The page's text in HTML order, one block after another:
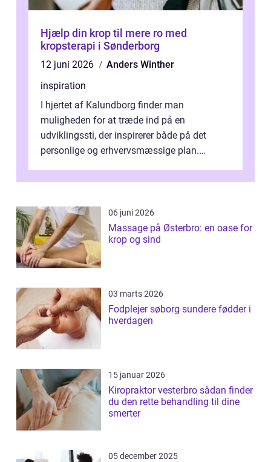
Hjælp din krop til mere ro med
kropsterapi i Sønderborg
12 juni 2026
Anders Winther
inspiration
I hjertet af Kalundborg finder man
muligheden for at træde ind på en
udviklingssti, der inspirerer både på det
personlige og erhvervsmæssige plan.
indebærer...
06 juni 2026
Massage på Østerbro: en oase for
krop og sind
03 marts 2026
Fodplejer søborg sundere fødder i
hverdagen
15 januar 2026
Kiropraktor vesterbro sådan finder
du den rette behandling til dine
smerter
05 december 2025